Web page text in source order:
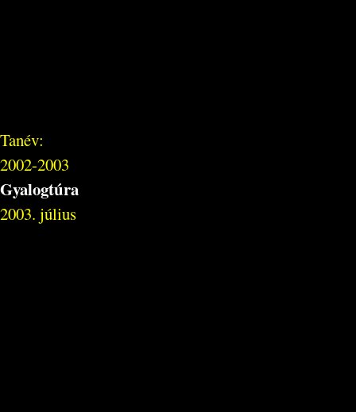
Tanév:
2002-2003
Gyalogtúra
2003. július